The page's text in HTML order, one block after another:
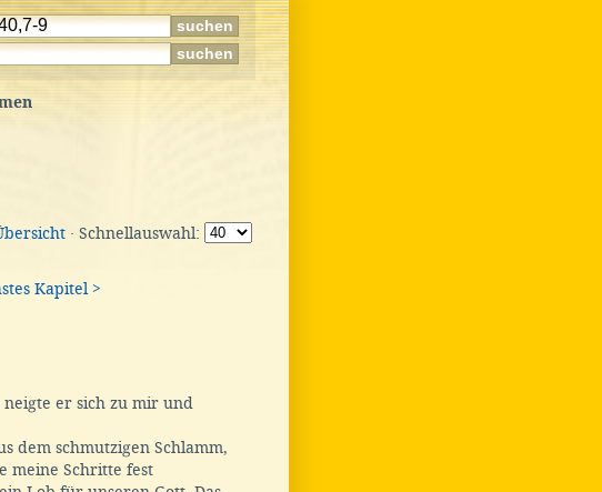
· Schnellauswahl:
Kapitel >
er sich zu mir und
dem schmutzigen Schlamm,
meine Schritte fest